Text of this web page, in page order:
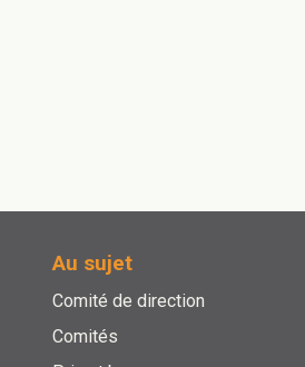
Au sujet
Comité de direction
Comités